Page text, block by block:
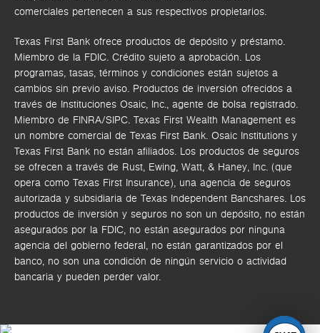
comerciales pertenecen a sus respectivos propietarios.
Texas First Bank ofrece productos de depósito y préstamo.
Miembro de la FDIC. Crédito sujeto a aprobación. Los
programas, tasas, términos y condiciones están sujetos a
cambios sin previo aviso. Productos de inversión ofrecidos a
través de Instituciones Osaic, Inc., agente de bolsa registrado.
Miembro de FINRA/SIPC. Texas First Wealth Management es
un nombre comercial de Texas First Bank. Osaic Institutions y
Texas First Bank no están afiliados. Los productos de seguros
se ofrecen a través de Rust, Ewing, Watt, & Haney, Inc. (que
opera como Texas First Insurance), una agencia de seguros
autorizada y subsidiaria de Texas Independent Bancshares. Los
productos de inversión y seguros no son un depósito, no están
asegurados por la FDIC, no están asegurados por ninguna
agencia del gobierno federal, no están garantizados por el
banco, no son una condición de ningún servicio o actividad
bancaria y pueden perder valor.